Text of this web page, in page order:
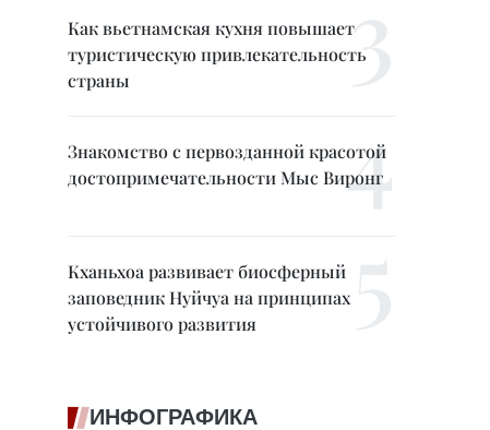
Как вьетнамская кухня повышает
туристическую привлекательность
страны
Знакомство с первозданной красотой
достопримечательности Мыс Виронг
Кханьхоа развивает биосферный
заповедник Нуйчуа на принципах
устойчивого развития
ИНФОГРАФИКА